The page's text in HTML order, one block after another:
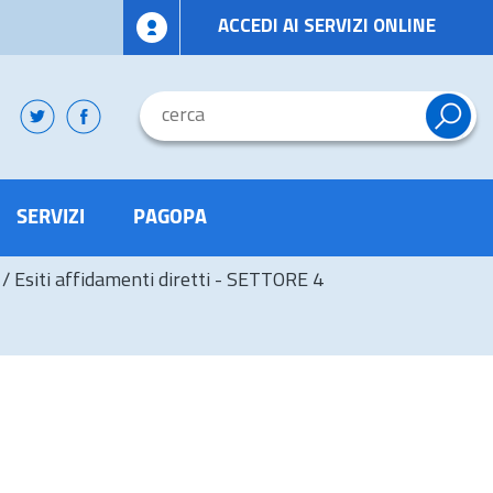
ACCEDI AI SERVIZI ONLINE
SERVIZI PAGOPA
/ Esiti affidamenti diretti - SETTORE 4